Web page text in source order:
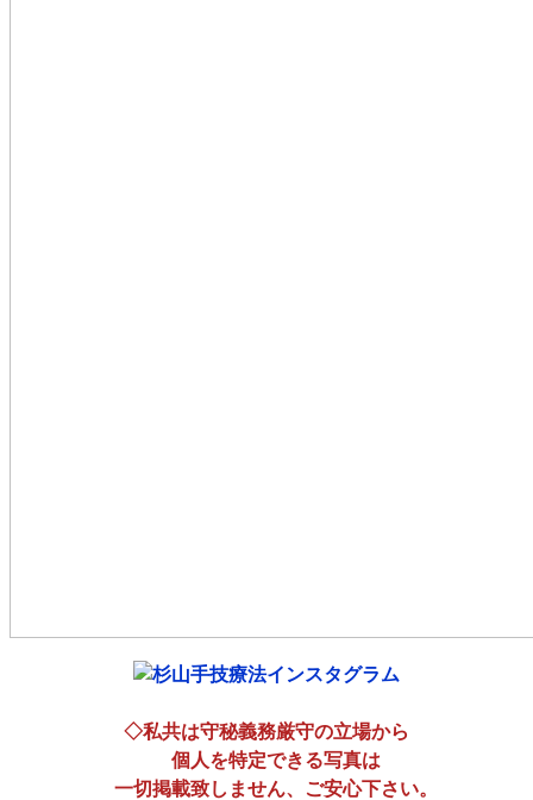
◇私共は守秘義務厳守の立場から
個人を特定できる写真は
一切掲載致しません、ご安心下さい。